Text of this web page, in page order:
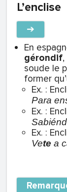
L’enclise
➔
En
gérondif
soude le
former
Ex. :
Para
Ex. :
Ex. :
Vete a